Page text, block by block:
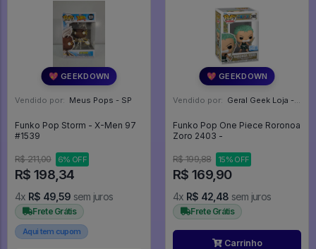
💖 GEEKDOWN
Vendido por: Meus Pops - SP
Funko Pop Storm - X-Men 97
#1539
R$ 211,00 6% OFF
R$ 198,34
4x R$ 49,59 sem juros
Frete Grátis
Aqui tem cupom
💖 GEEKDOWN
Vendido por: Geral Geek Loja - SP
Funko Pop One Piece Roronoa
Zoro 2403 -
R$ 199,88 15% OFF
R$ 169,90
4x R$ 42,48 sem juros
Frete Grátis
Carrinho